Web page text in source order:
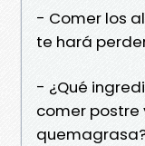
- Comer los
te hará
- ¿Qué
comer postre